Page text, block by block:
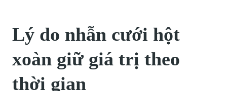
Lý do nhẫn cưới hột
xoàn giữ giá trị theo
thời gian